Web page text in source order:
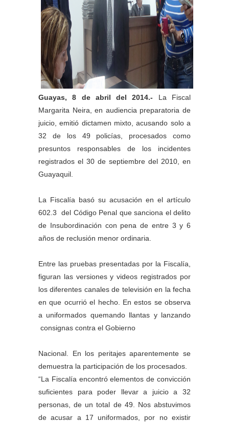
Guayas, 8 de abril del 2014.- La Fiscal
Margarita Neira, en audiencia preparatoria de
juicio, emitió dictamen mixto, acusando solo a
32 de los 49 policías, procesados como
presuntos responsables de los incidentes
registrados el 30 de septiembre del 2010, en
Guayaquil.
La Fiscalía basó su acusación en el artículo
602.3 del Código Penal que sanciona el delito
de Insubordinación con pena de entre 3 y 6
años de reclusión menor ordinaria.
Entre las pruebas presentadas por la Fiscalía,
figuran las versiones y videos registrados por
los diferentes canales de televisión en la fecha
en que ocurrió el hecho. En estos se observa
a uniformados quemando llantas y lanzando
consignas contra el Gobierno
Nacional. En los peritajes aparentemente se
demuestra la participación de los procesados.
“La Fiscalía encontró elementos de convicción
suficientes para poder llevar a juicio a 32
personas, de un total de 49. Nos abstuvimos
de acusar a 17 uniformados, por no existir